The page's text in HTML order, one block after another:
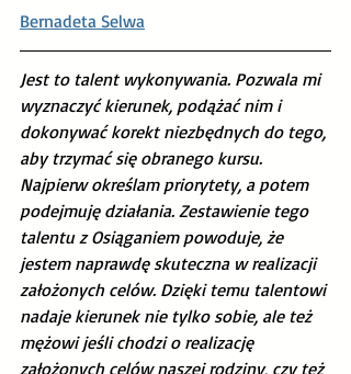
Bernadeta Selwa
Jest to talent wykonywania. Pozwala mi
wyznaczyć kierunek, podążać nim i
dokonywać korekt niezbędnych do tego,
aby trzymać się obranego kursu.
Najpierw określam priorytety, a potem
podejmuję działania. Zestawienie tego
talentu z Osiąganiem powoduje, że
jestem naprawdę skuteczna w realizacji
założonych celów. Dzięki temu talentowi
nadaje kierunek nie tylko sobie, ale też
mężowi jeśli chodzi o realizację
założonych celów naszej rodziny, czy też